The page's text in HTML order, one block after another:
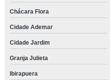
Chácara Flora
Cidade Ademar
Cidade Jardim
Granja Julieta
Ibirapuera